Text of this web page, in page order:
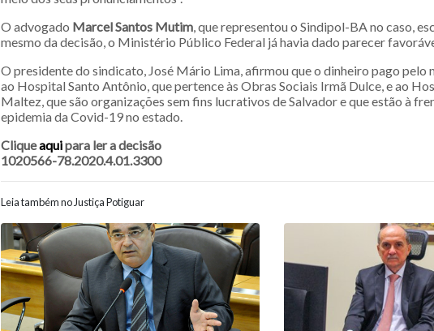
O advogado Marcel Santos Mutim, que representou o Sindipol-BA no caso,
mesmo da decisão, o Ministério Público Federal já havia dado parecer
O presidente do sindicato, José Mário Lima, afirmou que o dinheiro pago pelo
ao Hospital Santo Antônio, que pertence às Obras Sociais Irmã Dulce, e ao
Maltez, que são organizações sem fins lucrativos de Salvador e que estão à
epidemia da Covid-19 no estado.
Cliqueaquipara ler a decisão
1020566-78.2020.4.01.3300
Leia também no Justiça Potiguar
Navegação entre posts